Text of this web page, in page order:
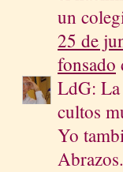
un
25 de
fonsado
LdG: La
cultos
Yo
Abrazos.